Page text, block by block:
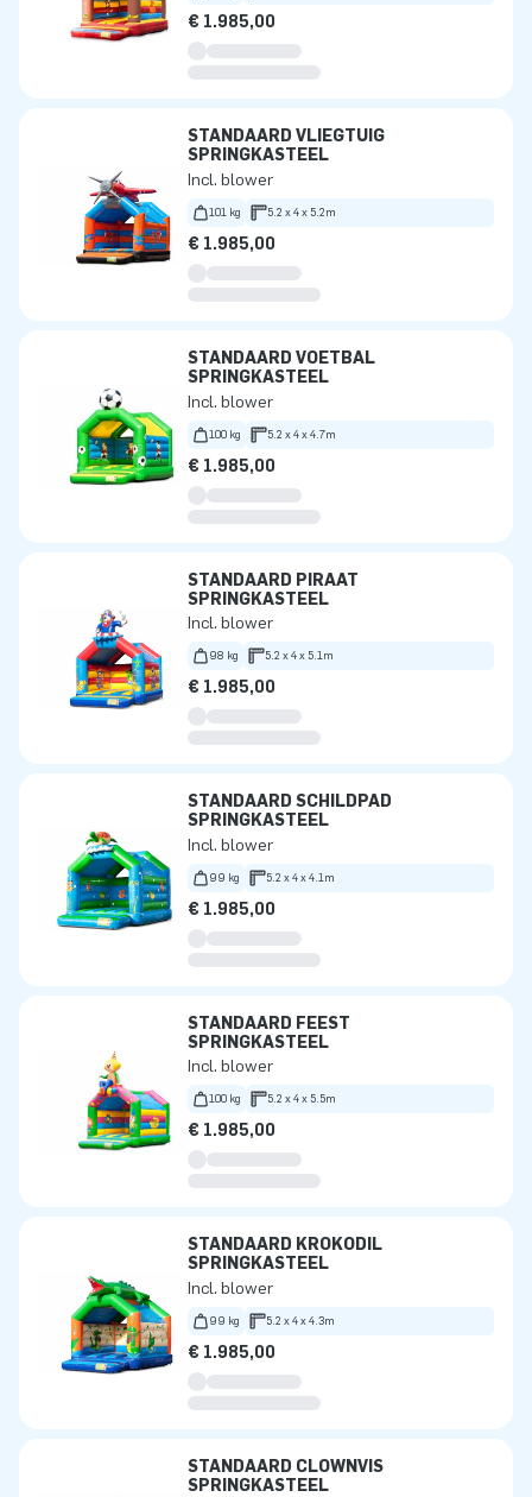
€ 1.985,00
STANDAARD VLIEGTUIG
SPRINGKASTEEL
Incl. blower
101 kg 5.2 x 4 x 5.2m
€ 1.985,00
STANDAARD VOETBAL
SPRINGKASTEEL
Incl. blower
100 kg 5.2 x 4 x 4.7m
€ 1.985,00
STANDAARD PIRAAT
SPRINGKASTEEL
Incl. blower
98 kg 5.2 x 4 x 5.1m
€ 1.985,00
STANDAARD SCHILDPAD
SPRINGKASTEEL
Incl. blower
99 kg 5.2 x 4 x 4.1m
€ 1.985,00
STANDAARD FEEST
SPRINGKASTEEL
Incl. blower
100 kg 5.2 x 4 x 5.5m
€ 1.985,00
STANDAARD KROKODIL
SPRINGKASTEEL
Incl. blower
99 kg 5.2 x 4 x 4.3m
€ 1.985,00
STANDAARD CLOWNVIS
SPRINGKASTEEL